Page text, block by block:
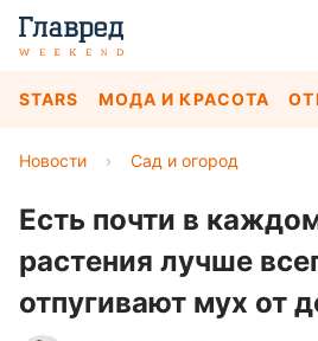
STARS МОДА И КРАСОТА
Новости › Сад и огород
Есть почти в
растения лучше
отпугивают мух от